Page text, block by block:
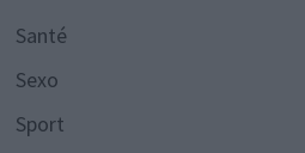
Santé
Sexo
Sport